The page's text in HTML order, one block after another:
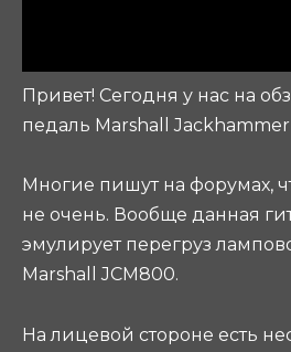
Привет! Сегодня у нас на
педаль Marshall Jackhammer
Многие пишут на форумах,
не очень. Вообще данная
эмулирует перегруз
Marshall JCM800.
На лицевой стороне есть